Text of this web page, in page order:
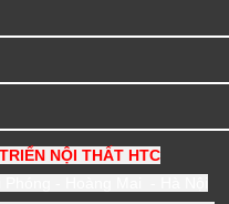
NỘI THẤT HTC